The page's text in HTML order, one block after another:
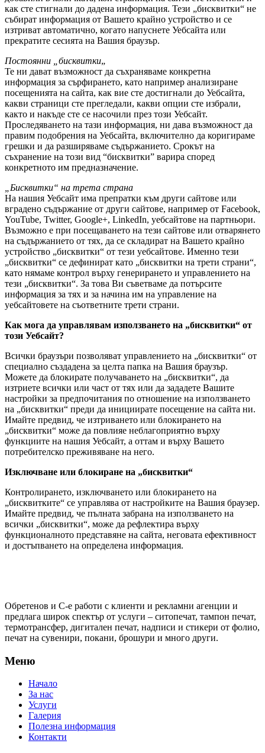
как сте стигнали до дадена информация. Тези „бисквитки“ не
събират информация от Вашето крайно устройство и се
изтриват автоматично, когато напуснете Уебсайта или
прекратите сесията на Вашия браузър.
Постоянни „бисквитки„
Те ни дават възможност да съхраняваме конкретна
информация за сърфирането, като например анализиране
посещенията на сайта, как вие сте достигнали до Уебсайта,
какви страници сте прегледали, какви опции сте избрали,
както и накъде сте се насочили през този Уебсайт.
Проследяването на тази информация, ни дава възможност да
правим подобрения на Уебсайта, включително да коригираме
грешки и да разширяваме съдържанието. Срокът на
съхранение на този вид “бисквитки” варира според
конкретното им предназначение.
„Бисквитки“ на трета страна
На нашия Уебсайт има препратки към други сайтове или
вградено съдържание от други сайтове, например от Facebook,
YouTube, Twitter, Google+, LinkedIn, уебсайтове на партньори.
Възможно е при посещаването на тези сайтове или отварянето
на съдържанието от тях, да се складират на Вашето крайно
устройство „бисквитки“ от тези уебсайтове. Именно тези
„бисквитки“ се дефинират като „бисквитки на трети страни“,
като нямаме контрол върху генерирането и управлението на
тези „бисквитки“. За това Ви съветваме да потърсите
информация за тях и за начина им на управление на
уебсайтовете на съответните трети страни.
Как мога да управлявам използването на „бисквитки“ от
този Уебсайт?
Всички браузъри позволяват управлението на „бисквитки“ от
специално създадена за целта папка на Вашия браузър.
Можете да блокирате получаването на „бисквитки“, да
изтриете всички или част от тях или да зададете Вашите
настройки за предпочитания по отношение на използването
на „бисквитки“ преди да инициирате посещение на сайта ни.
Имайте предвид, че изтриването или блокирането на
„бисквитки“ може да повлияе неблагоприятно върху
функциите на нашия Уебсайт, а оттам и върху Вашето
потребителско преживяване на него.
Изключване или блокиране на „бисквитки“
Контролирането, изключването или блокирането на
„бисквитките“ се управлява от настройките на Вашия браузер.
Имайте предвид, че пълната забрана на използването на
всички „бисквитки“, може да рефлектира върху
функционалното представяне на сайта, неговата ефективност
и достъпването на определена информация.
Обретенов и С-е работи с клиенти и рекламни агенции и
предлага широк спектър от услуги – ситопечат, тампон печат,
термотрансфер, дигитален печат, надписи и стикери от фолио,
печат на сувенири, покани, брошури и много други.
Меню
Начало
За нас
Услуги
Галерия
Полезна информация
Контакти